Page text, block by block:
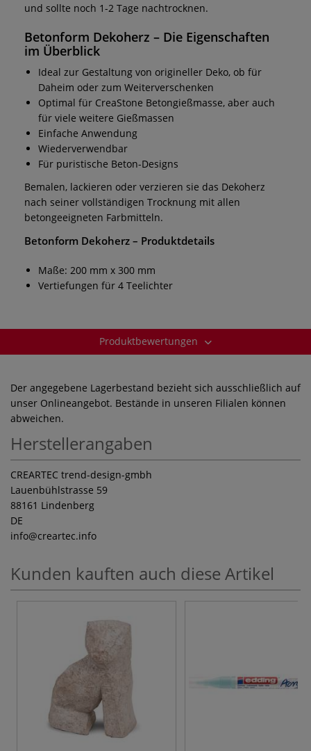
und sollte noch 1-2 Tage nachtrocknen.
Betonform Dekoherz – Die Eigenschaften
im Überblick
Ideal zur Gestaltung von origineller Deko, ob für
Daheim oder zum Weiterverschenken
Optimal für CreaStone Betongießmasse, aber auch
für viele weitere Gießmassen
Einfache Anwendung
Wiederverwendbar
Für puristische Beton-Designs
Bemalen, lackieren oder verzieren sie das Dekoherz
nach seiner vollständigen Trocknung mit allen
betongeeigneten Farbmitteln.
Betonform Dekoherz – Produktdetails
Maße: 200 mm x 300 mm
Vertiefungen für 4 Teelichter
Produktbewertungen
Der angegebene Lagerbestand bezieht sich ausschließlich auf
unser Onlineangebot. Bestände in unseren Filialen können
abweichen.
Herstellerangaben
CREARTEC trend-design-gmbh
Lauenbühlstrasse 59
88161 Lindenberg
DE
info@creartec.info
Kunden kauften auch diese Artikel